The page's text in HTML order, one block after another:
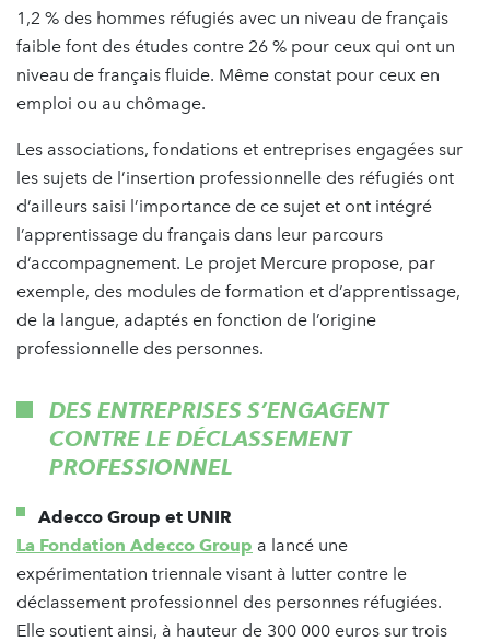
1,2 % des hommes réfugiés avec un niveau de français
faible font des études contre 26 % pour ceux qui ont un
niveau de français fluide. Même constat pour ceux en
emploi ou au chômage.
Les associations, fondations et entreprises engagées sur
les sujets de l’insertion professionnelle des réfugiés ont
d’ailleurs saisi l’importance de ce sujet et ont intégré
l’apprentissage du français dans leur parcours
d’accompagnement. Le projet Mercure propose, par
exemple, des modules de formation et d’apprentissage,
de la langue, adaptés en fonction de l’origine
professionnelle des personnes.
DES ENTREPRISES S’ENGAGENT
CONTRE LE DÉCLASSEMENT
PROFESSIONNEL
Adecco Group et UNIR
La Fondation Adecco Group a lancé une
expérimentation triennale visant à lutter contre le
déclassement professionnel des personnes réfugiées.
Elle soutient ainsi, à hauteur de 300 000 euros sur trois